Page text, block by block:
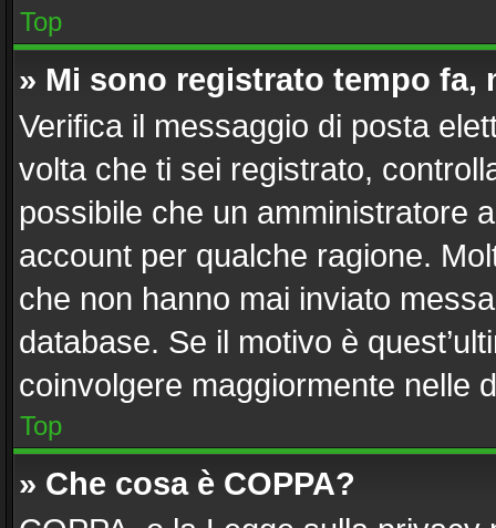
Top
» Mi sono registrato tempo
Verifica il messaggio di posta
volta che ti sei registrato,
possibile che un amministratore
account per qualche ragione.
che non hanno mai inviato
database. Se il motivo è
coinvolgere maggiormente nelle
Top
» Che cosa è COPPA?